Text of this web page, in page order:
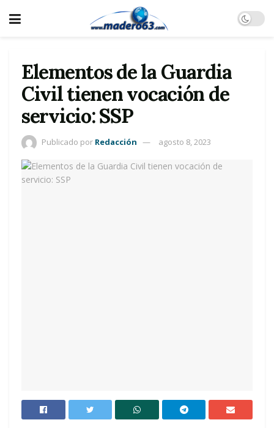
Elementos de la Guardia
Civil tienen vocación de
servicio: SSP
Publicado por Redacción agosto 8, 2023